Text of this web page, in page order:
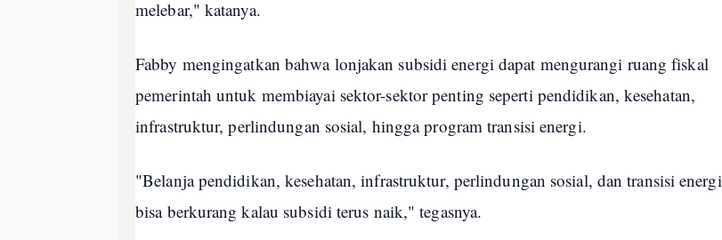
melebar," katanya.
Fabby mengingatkan bahwa lonjakan subsidi energi dapat mengurangi ruang fiskal
pemerintah untuk membiayai sektor-sektor penting seperti pendidikan, kesehatan,
infrastruktur, perlindungan sosial, hingga program transisi energi.
"Belanja pendidikan, kesehatan, infrastruktur, perlindungan sosial, dan transisi energi
bisa berkurang kalau subsidi terus naik," tegasnya.